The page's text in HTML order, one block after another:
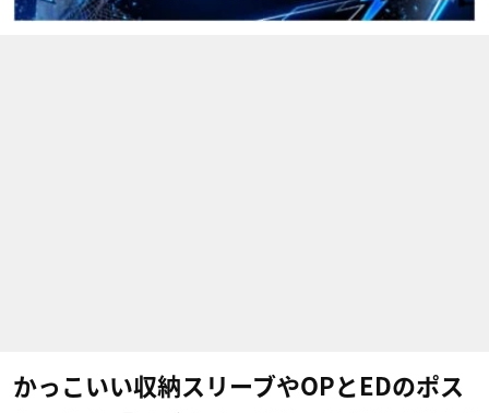
かっこいい収納スリーブやOPとEDのポス